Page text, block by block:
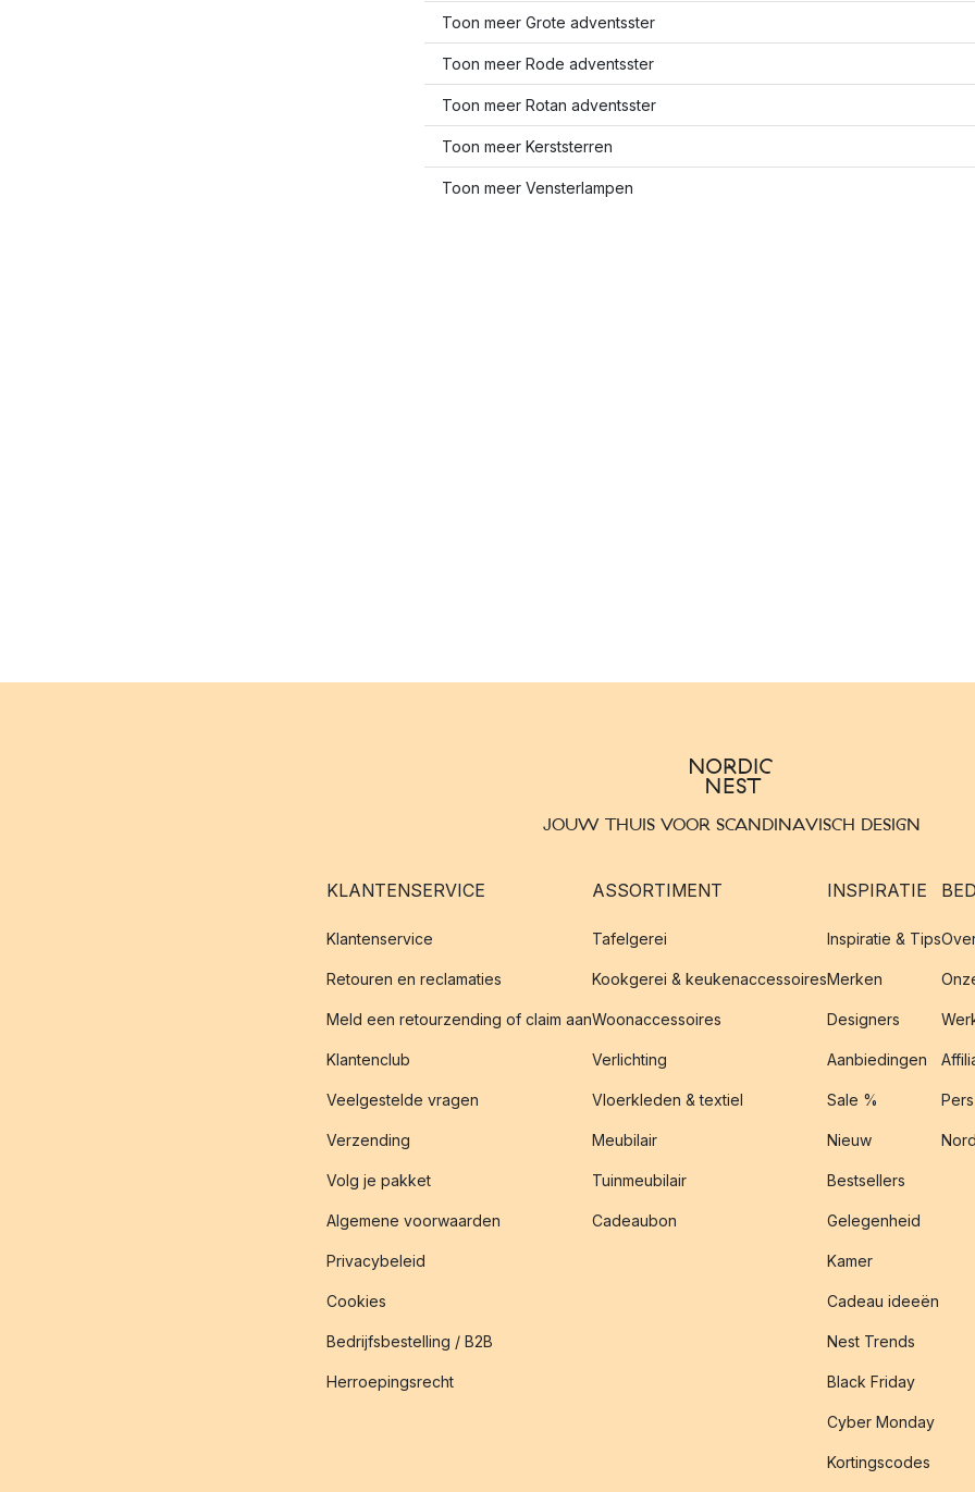
Toon meer Grote adventsster
Toon meer Rode adventsster
Toon meer Rotan adventsster
Toon meer Kerststerren
Toon meer Vensterlampen
JOUW THUIS VOOR SCANDINAVISCH DESIGN
KLANTENSERVICE
Klantenservice
Retouren en reclamaties
Meld een retourzending of claim aan
Klantenclub
Veelgestelde vragen
Verzending
Volg je pakket
Algemene voorwaarden
Privacybeleid
Cookies
Bedrijfsbestelling / B2B
Herroepingsrecht
ASSORTIMENT
Tafelgerei
Kookgerei & keukenaccessoires
Woonaccessoires
Verlichting
Vloerkleden & textiel
Meubilair
Tuinmeubilair
Cadeaubon
INSPIRATIE
Inspiratie & Tips
Merken
Designers
Aanbiedingen
Sale %
Nieuw
Bestsellers
Gelegenheid
Kamer
Cadeau ideeën
Nest Trends
Black Friday
Cyber Monday
Kortingscodes
Pers